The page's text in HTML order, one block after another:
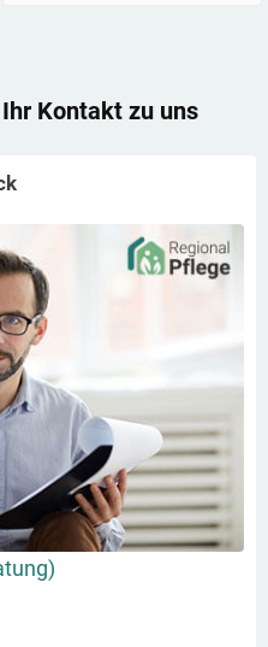
Kontakt zu uns